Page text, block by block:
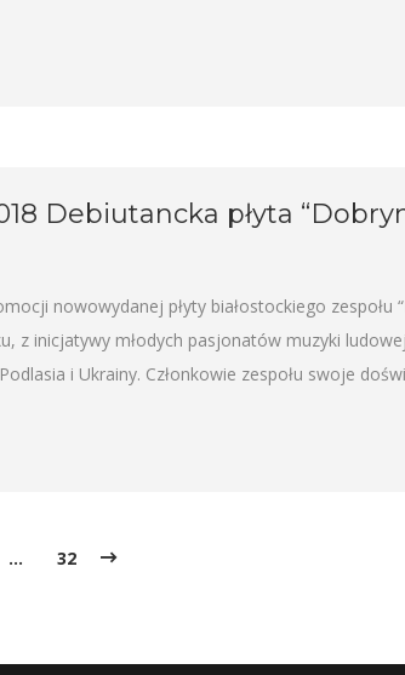
Debiutancka płyta
nowowydanej płyty białostockiego zespołu
z inicjatywy młodych pasjonatów muzyki
i Ukrainy. Członkowie zespołu swoje
… 32